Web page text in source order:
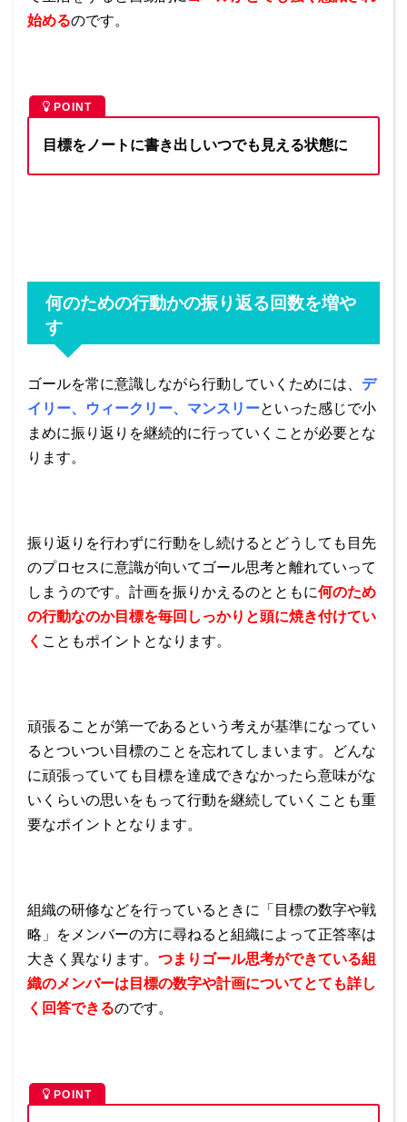
始めるのです。
POINT
目標をノートに書き出しいつでも見える状態に
何のための行動かの振り返る回数を増や
す
ゴールを常に意識しながら行動していくためには、 デ
イリー、ウィークリー、マンスリーといった感じで小
まめに振り返りを継続的に行っていくことが必要とな
ります。
振り返りを行わずに行動をし続けるとどうしても目先
のプロセスに意識が向いてゴール思考と離れていって
しまうのです。計画を振りかえるのとともに何のため
の行動なのか目標を毎回しっかりと頭に焼き付けてい
く こともポイントとなります。
頑張ることが第一であるという考えが基準になってい
るとついつい目標のことを忘れてしまいます。どんな
に頑張っていても目標を達成できなかったら意味がな
いくらいの思いをもって行動を継続していくことも重
要なポイントとなります。
組織の研修などを行っているときに「目標の数字や戦
略」をメンバーの方に尋ねると組織によって正答率は
大きく異なります。 つまりゴール思考ができている組
織のメンバーは目標の数字や計画についてとても詳し
く回答できるのです。
POINT